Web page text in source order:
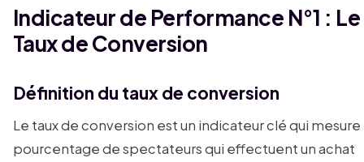
Indicateur de Performance N°1 : Le
Taux de Conversion
Définition du taux de conversion
Le taux de conversion est un indicateur clé qui mesure
pourcentage de spectateurs qui effectuent un achat